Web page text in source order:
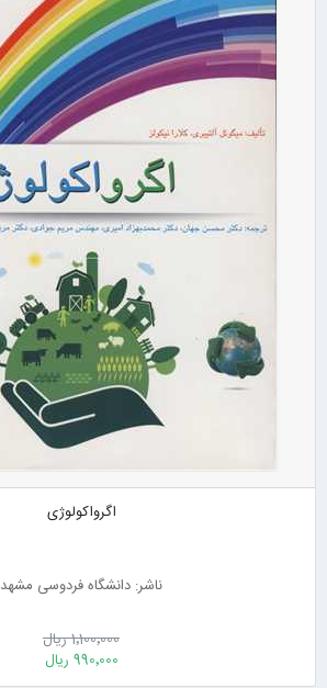
اگرواکولوژی
ناشر: دانشگاه فردوسی مشهد
1٬100٬000 ریال
990٬000 ریال